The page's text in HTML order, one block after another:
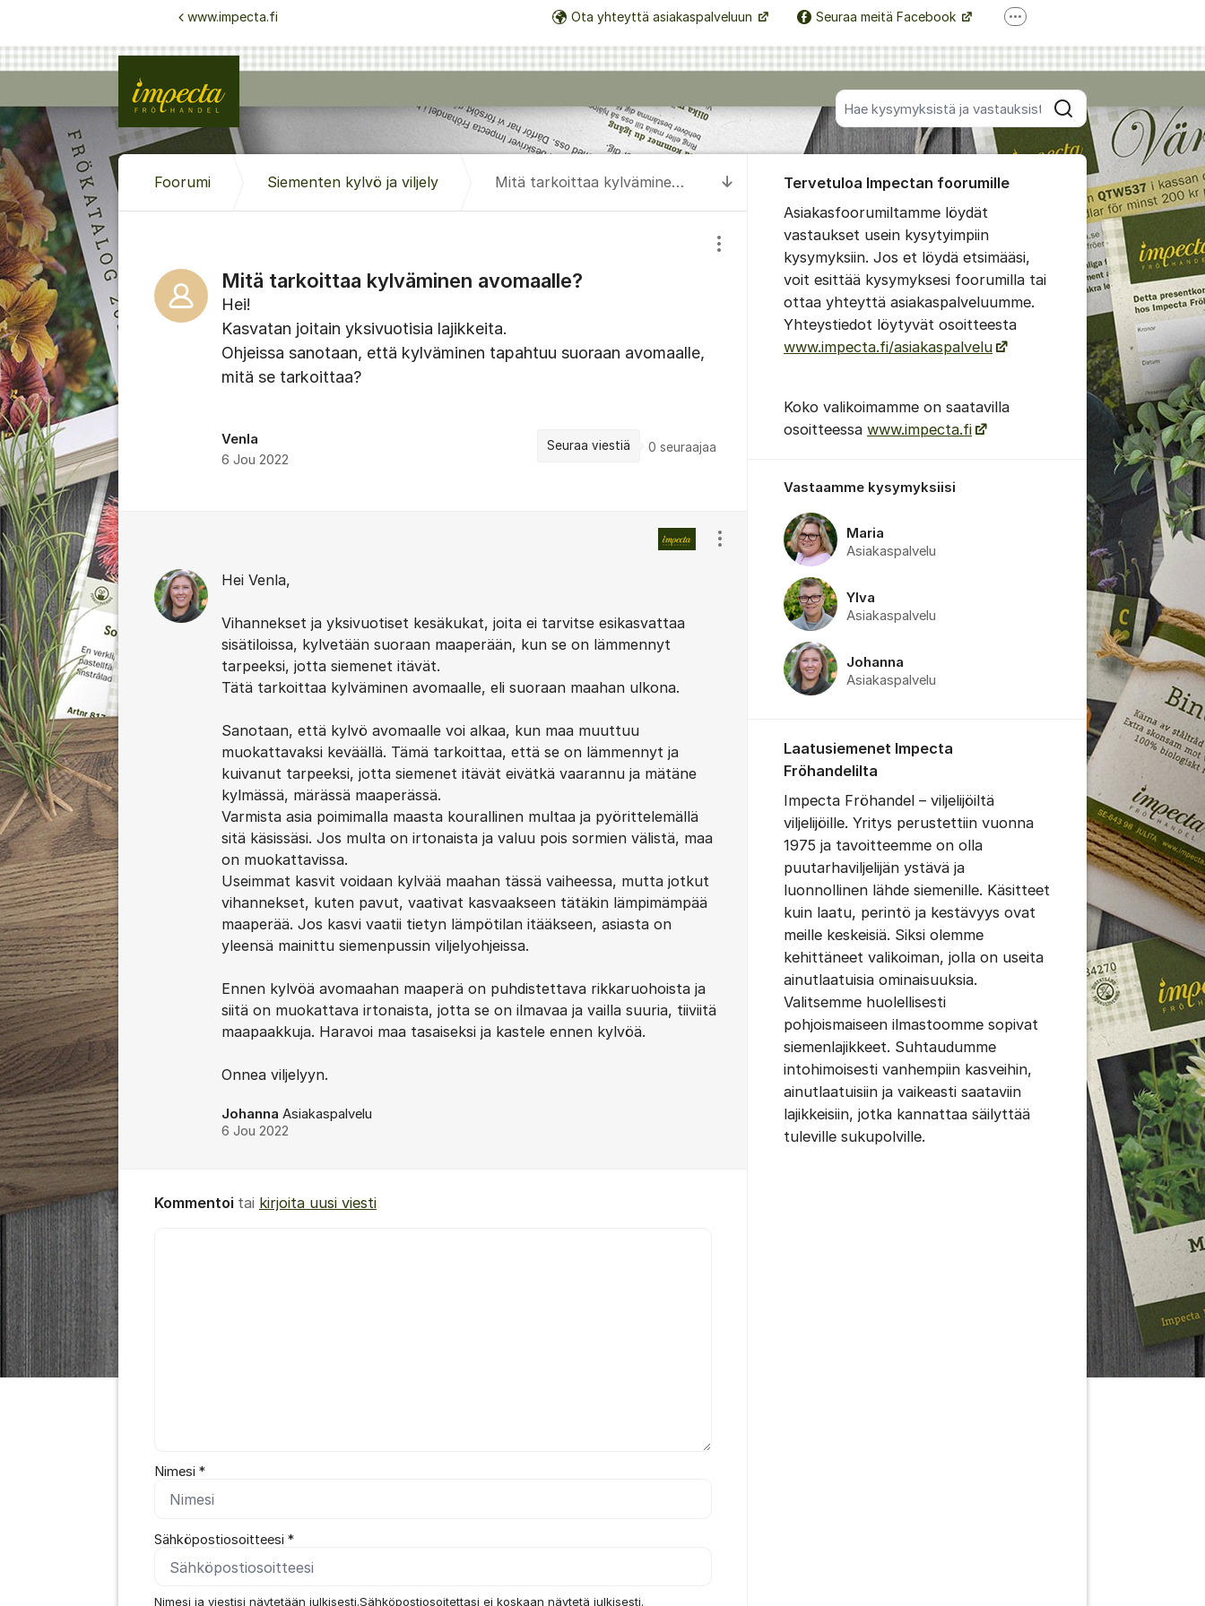
Hae kaikista viesteistä
Hae
www.impecta.fi Ota yhteyttä asiakaspalveluun Seuraa meitä Facebook
Seuraa meitä Instagram
Lisää tukilinkkejä
Siirry uusimpaan kommenttiin
Foorumi Siementen kylvö ja viljely Mitä tarkoittaa kylväminen avomaalle?
Mitä tarkoittaa kylväminen avomaalle?
Näytä/piilota viestien/kommenttien asetukset
Hei!
Kasvatan joitain yksivuotisia lajikkeita.
Ohjeissa sanotaan, että kylväminen tapahtuu suoraan avomaalle,
mitä se tarkoittaa?
Venla
6 Jou 2022
Seuraa viestiä 0 seuraajaa
Hei Venla,
Vihannekset ja yksivuotiset kesäkukat, joita ei tarvitse esikasvattaa
sisätiloissa, kylvetään suoraan maaperään, kun se on lämmennyt
tarpeeksi, jotta siemenet itävät.
Tätä tarkoittaa kylväminen avomaalle, eli suoraan maahan ulkona.
Sanotaan, että kylvö avomaalle voi alkaa, kun maa muuttuu
muokattavaksi keväällä. Tämä tarkoittaa, että se on lämmennyt ja
kuivanut tarpeeksi, jotta siemenet itävät eivätkä vaarannu ja mätäne
kylmässä, märässä maaperässä.
Varmista asia poimimalla maasta kourallinen multaa ja pyörittelemällä
sitä käsissäsi. Jos multa on irtonaista ja valuu pois sormien välistä, maa
on muokattavissa.
Useimmat kasvit voidaan kylvää maahan tässä vaiheessa, mutta jotkut
vihannekset, kuten pavut, vaativat kasvaakseen tätäkin lämpimämpää
maaperää. Jos kasvi vaatii tietyn lämpötilan itääkseen, asiasta on
yleensä mainittu siemenpussin viljelyohjeissa.
Ennen kylvöä avomaahan maaperä on puhdistettava rikkaruohoista ja
siitä on muokattava irtonaista, jotta se on ilmavaa ja vailla suuria, tiiviitä
maapaakkuja. Haravoi maa tasaiseksi ja kastele ennen kylvöä.
Onnea viljelyyn.
Johanna Asiakaspalvelu
6 Jou 2022
Näytä/piilota viestien/kommenttien asetukset
Kommentoi tai kirjoita uusi viesti
Nimesi *
Sähköpostiosoitteesi *
Nimesi ja viestisi näytetään julkisesti.Sähköpostiosoitettasi ei koskaan näytetä julkisesti.
Tervetuloa Impectan foorumille
Asiakasfoorumiltamme löydät
vastaukset usein kysytyimpiin
kysymyksiin. Jos et löydä etsimääsi,
voit esittää kysymyksesi foorumilla tai
ottaa yhteyttä asiakaspalveluumme.
Yhteystiedot löytyvät osoitteesta
www.impecta.fi/asiakaspalvelu
Koko valikoimamme on saatavilla
osoitteessa www.impecta.fi
Vastaamme kysymyksiisi
Maria
Asiakaspalvelu
Ylva
Asiakaspalvelu
Johanna
Asiakaspalvelu
Laatusiemenet Impecta
Fröhandelilta
Impecta Fröhandel – viljelijöiltä
viljelijöille. Yritys perustettiin vuonna
1975 ja tavoitteemme on olla
puutarhaviljelijän ystävä ja
luonnollinen lähde siemenille. Käsitteet
kuin laatu, perintö ja kestävyys ovat
meille keskeisiä. Siksi olemme
kehittäneet valikoiman, jolla on useita
ainutlaatuisia ominaisuuksia.
Valitsemme huolellisesti
pohjoismaiseen ilmastoomme sopivat
siemenlajikkeet. Suhtaudumme
intohimoisesti vanhempiin kasveihin,
ainutlaatuisiin ja vaikeasti saataviin
lajikkeisiin, jotka kannattaa säilyttää
tuleville sukupolville.